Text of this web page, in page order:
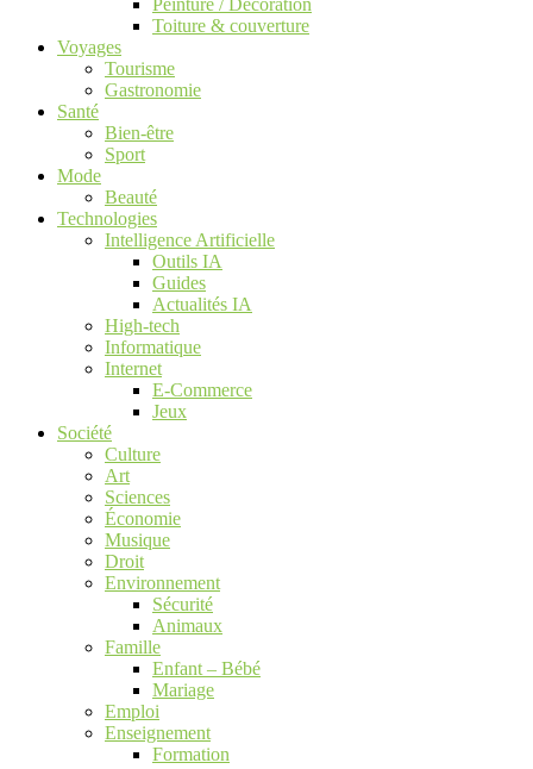
Peinture / Décoration
Toiture & couverture
Voyages
Tourisme
Gastronomie
Santé
Bien-être
Sport
Mode
Beauté
Technologies
Intelligence Artificielle
Outils IA
Guides
Actualités IA
High-tech
Informatique
Internet
E-Commerce
Jeux
Société
Culture
Art
Sciences
Économie
Musique
Droit
Environnement
Sécurité
Animaux
Famille
Enfant – Bébé
Mariage
Emploi
Enseignement
Formation